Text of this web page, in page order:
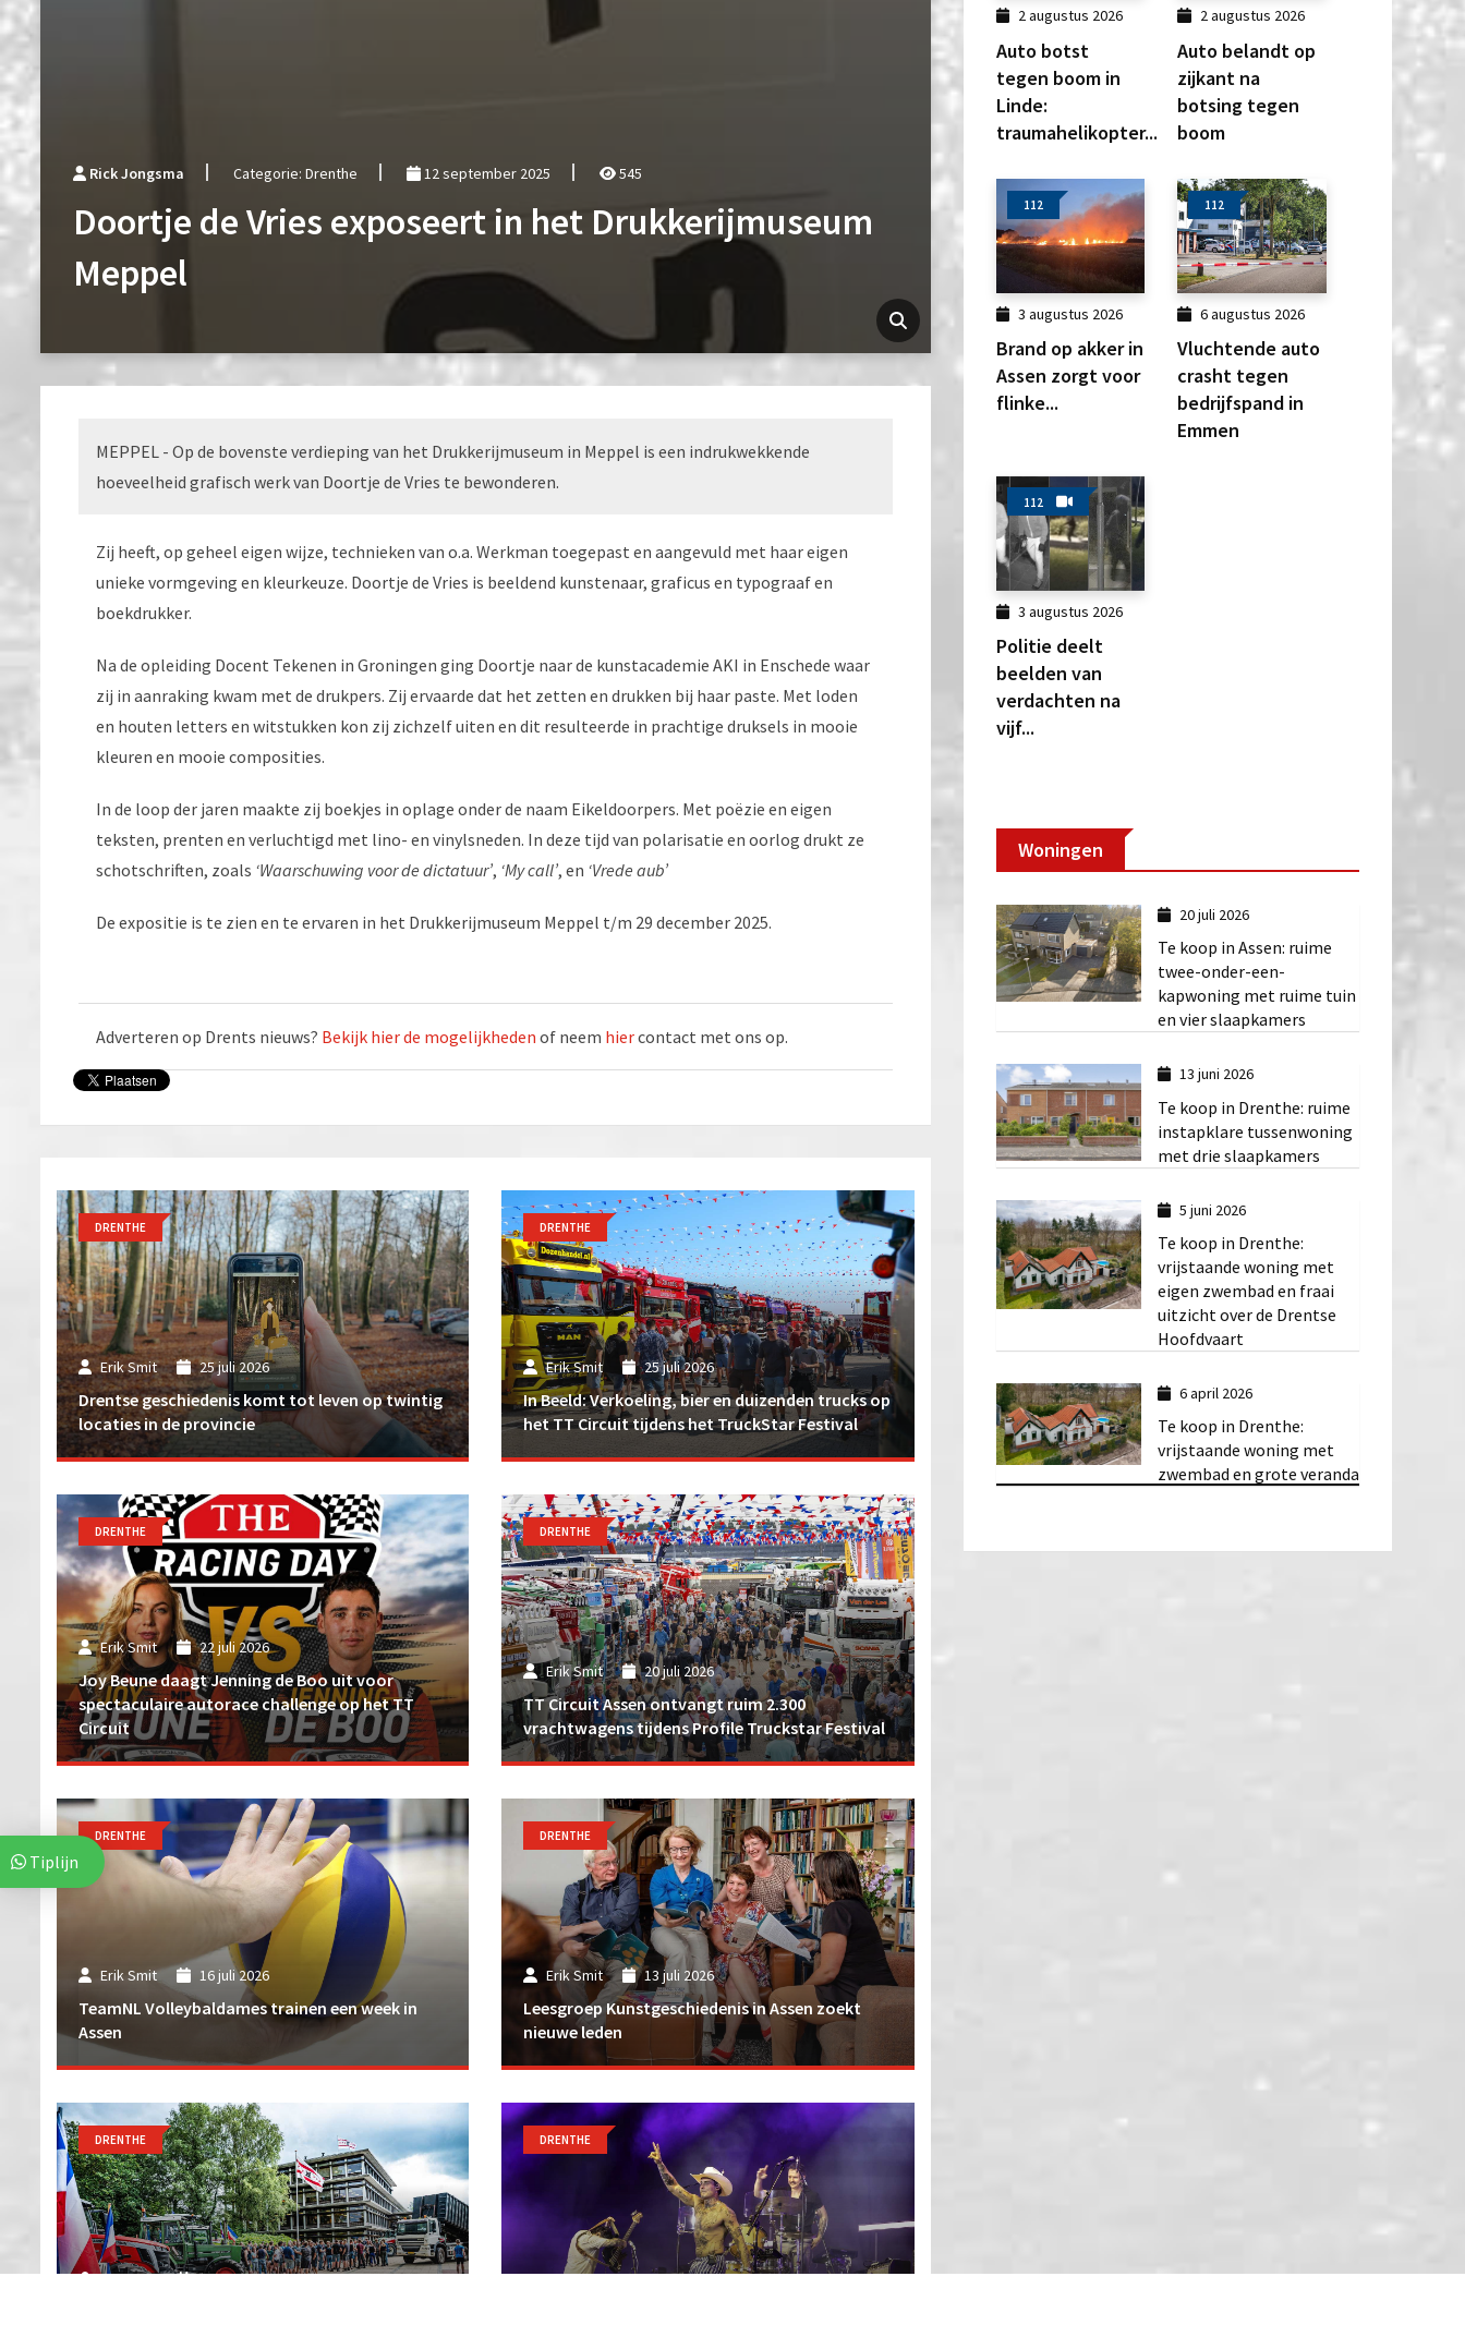
Rick Jongsma Categorie: Drenthe 12 september 2025 545
Doortje de Vries exposeert in het Drukkerijmuseum
Meppel
MEPPEL - Op de bovenste verdieping van het Drukkerijmuseum in Meppel is een indrukwekkende
hoeveelheid grafisch werk van Doortje de Vries te bewonderen.
Zij heeft, op geheel eigen wijze, technieken van o.a. Werkman toegepast en aangevuld met haar eigen
unieke vormgeving en kleurkeuze. Doortje de Vries is beeldend kunstenaar, graficus en typograaf en
boekdrukker.
Na de opleiding Docent Tekenen in Groningen ging Doortje naar de kunstacademie AKI in Enschede waar
zij in aanraking kwam met de drukpers. Zij ervaarde dat het zetten en drukken bij haar paste. Met loden
en houten letters en witstukken kon zij zichzelf uiten en dit resulteerde in prachtige druksels in mooie
kleuren en mooie composities.
In de loop der jaren maakte zij boekjes in oplage onder de naam Eikeldoorpers. Met poëzie en eigen
teksten, prenten en verluchtigd met lino- en vinylsneden. In deze tijd van polarisatie en oorlog drukt ze
schotschriften, zoals ‘Waarschuwing voor de dictatuur’, ‘My call’, en ‘Vrede aub’
De expositie is te zien en te ervaren in het Drukkerijmuseum Meppel t/m 29 december 2025.
Adverteren op Drents nieuws? Bekijk hier de mogelijkheden of neem hiercontact met ons op.
Erik Smit 25 juli 2026
Drentse geschiedenis komt tot leven op twintig
locaties in de provincie
DRENTHE
Erik Smit 25 juli 2026
In Beeld: Verkoeling, bier en duizenden trucks op
het TT Circuit tijdens het TruckStar Festival
DRENTHE
Erik Smit 22 juli 2026
Joy Beune daagt Jenning de Boo uit voor
spectaculaire autorace challenge op het TT
Circuit
DRENTHE
Erik Smit 20 juli 2026
TT Circuit Assen ontvangt ruim 2.300
vrachtwagens tijdens Profile Truckstar Festival
DRENTHE
Erik Smit 16 juli 2026
TeamNL Volleybaldames trainen een week in
Assen
DRENTHE
Erik Smit 13 juli 2026
Leesgroep Kunstgeschiedenis in Assen zoekt
nieuwe leden
DRENTHE
Erik Smit 1 juli 2026
DRENTHE DRENTHE
2 augustus 2026
Auto botst
tegen boom in
Linde:
traumahelikopter...
2 augustus 2026
Auto belandt op
zijkant na
botsing tegen
boom
112
3 augustus 2026
Brand op akker in
Assen zorgt voor
flinke...
112
6 augustus 2026
Vluchtende auto
crasht tegen
bedrijfspand in
Emmen
112
3 augustus 2026
Politie deelt
beelden van
verdachten na
vijf...
Woningen
20 juli 2026
Te koop in Assen: ruime
twee-onder-een-
kapwoning met ruime tuin
en vier slaapkamers
13 juni 2026
Te koop in Drenthe: ruime
instapklare tussenwoning
met drie slaapkamers
5 juni 2026
Te koop in Drenthe:
vrijstaande woning met
eigen zwembad en fraai
uitzicht over de Drentse
Hoofdvaart
6 april 2026
Te koop in Drenthe:
vrijstaande woning met
zwembad en grote veranda
Tiplijn